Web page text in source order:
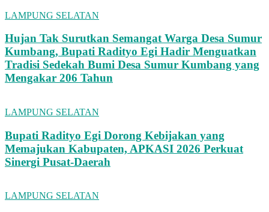
LAMPUNG SELATAN
Hujan Tak Surutkan Semangat Warga Desa Sumur
Kumbang, Bupati Radityo Egi Hadir Menguatkan
Tradisi Sedekah Bumi Desa Sumur Kumbang yang
Mengakar 206 Tahun
LAMPUNG SELATAN
Bupati Radityo Egi Dorong Kebijakan yang
Memajukan Kabupaten, APKASI 2026 Perkuat
Sinergi Pusat-Daerah
LAMPUNG SELATAN